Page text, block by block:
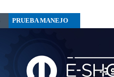
PRUEBA MANEJO